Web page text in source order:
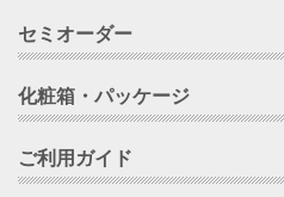
セミオーダー
化粧箱・パッケージ
ご利用ガイド